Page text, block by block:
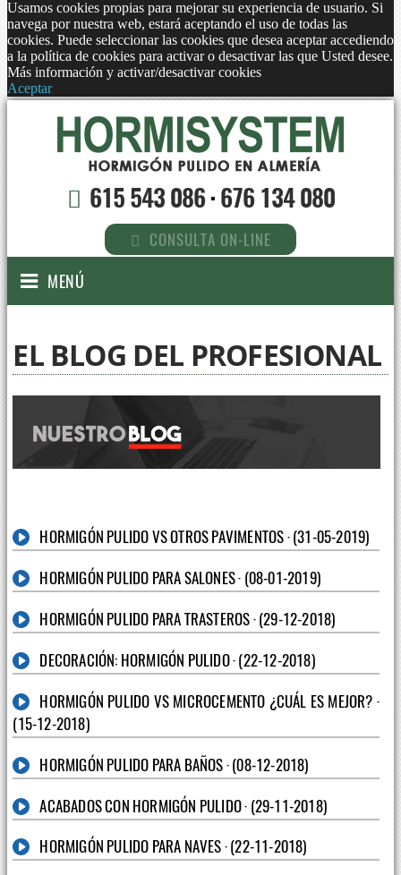
Usamos cookies propias para mejorar su experiencia de usuario. Si
navega por nuestra web, estará aceptando el uso de todas las
cookies. Puede seleccionar las cookies que desea aceptar accediendo
a la política de cookies para activar o desactivar las que Usted desee.
Más información y activar/desactivar cookies
Aceptar
615 543 086·676 134 080
CONSULTA ON-LINE
MENÚ
EL BLOG DEL PROFESIONAL
HORMIGÓN PULIDO VS OTROS PAVIMENTOS · (31-05-2019)
HORMIGÓN PULIDO PARA SALONES · (08-01-2019)
HORMIGÓN PULIDO PARA TRASTEROS · (29-12-2018)
DECORACIÓN: HORMIGÓN PULIDO · (22-12-2018)
HORMIGÓN PULIDO VS MICROCEMENTO ¿CUÁL ES MEJOR? ·
(15-12-2018)
HORMIGÓN PULIDO PARA BAÑOS · (08-12-2018)
ACABADOS CON HORMIGÓN PULIDO · (29-11-2018)
HORMIGÓN PULIDO PARA NAVES · (22-11-2018)